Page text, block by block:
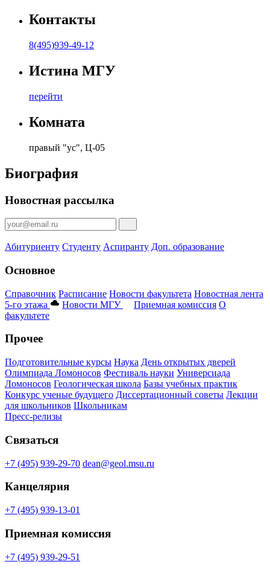
Контакты
8(495)939-49-12
Истина МГУ
перейти
Комната
правый "ус", Ц-05
Биография
Новостная рассылка
Абитуриенту Студенту Аспиранту Доп. образование
Основное
Справочник Расписание Новости факультета Новостная лента
5-го этажа
Новости МГУ Приемная комиссия О
факультете
Прочее
Подготовительные курсы Наука День открытых дверей
Олимпиада Ломоносов Фестиваль науки Универсиада
Ломоносов Геологическая школа Базы учебных практик
Конкурс ученые будущего Диссертационный советы Лекции
для школьников Школьникам
Пресс-релизы
Связаться
+7 (495) 939-29-70 dean@geol.msu.ru
Канцелярия
+7 (495) 939-13-01
Приемная комиссия
+7 (495) 939-29-51